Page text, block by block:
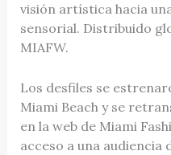
visión artística hacia
sensorial. Distribuido
MIAFW.
Los desfiles se
Miami Beach y se
en la web de Miami
acceso a una audiencia